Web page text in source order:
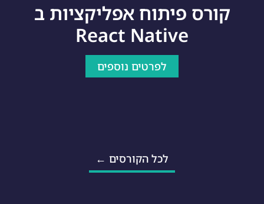
קורס פיתוח אפליקציות ב
React Native
לפרטים נוספים
לכל הקורסים ←